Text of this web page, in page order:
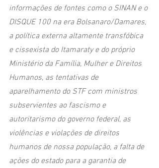
informações de fontes como o SINAN e o
DISQUE 100 na era Bolsanaro/Damares,
a política externa altamente transfóbica
e cissexista do Itamaraty e do próprio
Ministério da Família, Mulher e Direitos
Humanos, as tentativas de
aparelhamento do STF com ministros
subservientes ao fascismo e
autoritarismo do governo federal, as
violências e violações de direitos
humanos de nossa população, a falta de
ações do estado para a garantia de